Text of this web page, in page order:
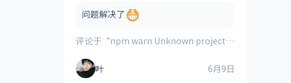
问题解决了
评论于 “npm warn Unknown project config “electron_mirror”. This will stop working in the next major version of npm”的解决方案
叶 6月9日